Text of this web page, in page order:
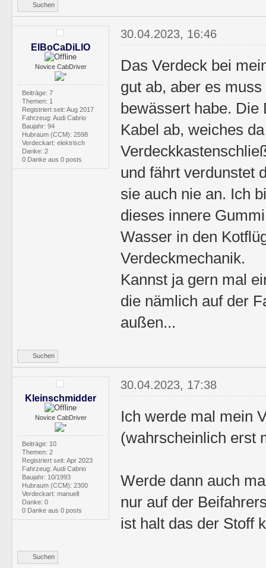
Suchen
ElBoCaDiLlO
Novice CabDriver
Beiträge: 7
Themen: 1
Registriert seit: Aug 2017
Fahrzeug: Audi Cabrio
Baujahr: 94
Hubraum (CCM): 2598
Verdeckart: elektrisch
Danke: 2
0 Danke aus 0 posts
30.04.2023, 16:46
Das Verdeck bei
gut ab, aber es
bewässert habe. Die
Kabel ab, weiches
und fährt verdunstet
sie auch nie an. Ich
dieses innere
Wasser in den
Verdeckmechanik.
Kannst ja gern mal
die nämlich auf der
außen...
Suchen
Kleinschmidder
Novice CabDriver
Beiträge: 10
Themen: 2
Registriert seit: Apr 2023
Fahrzeug: Audi Cabrio
Baujahr: 10/1993
Hubraum (CCM): 2300
Verdeckart: manuell
Danke: 0
0 Danke aus 0 posts
30.04.2023, 17:38
Ich werde mal mein
(wahrscheinlich erst
Werde dann auch
nur auf der
ist halt das der Stoff
Suchen